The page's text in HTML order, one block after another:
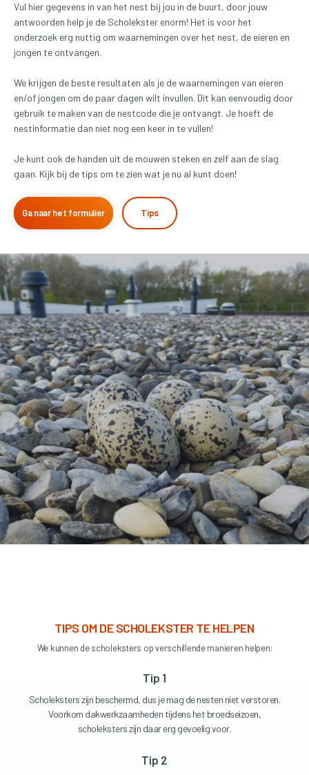
Vul hier gegevens in van het nest bij jou in de buurt, door jouw
antwoorden help je de Scholekster enorm! Het is voor het
onderzoek erg nuttig om waarnemingen over het nest, de eieren en
jongen te ontvangen.
We krijgen de beste resultaten als je de waarnemingen van eieren
en/of jongen om de paar dagen wilt invullen. Dit kan eenvoudig door
gebruik te maken van de nestcode die je ontvangt. Je hoeft de
nestinformatie dan niet nog een keer in te vullen!
Je kunt ook de handen uit de mouwen steken en zelf aan de slag
gaan. Kijk bij de tips om te zien wat je nu al kunt doen!
Ga naar het formulier Tips
TIPS OM DE SCHOLEKSTER TE HELPEN
We kunnen de scholeksters op verschillende manieren helpen:
Tip 1
Scholeksters zijn beschermd, dus je mag de nesten niet verstoren.
Voorkom dakwerkzaamheden tijdens het broedseizoen,
scholeksters zijn daar erg gevoelig voor.
Tip 2